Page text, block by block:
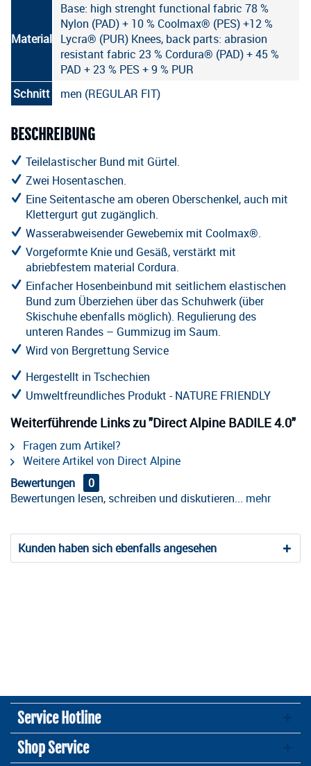
Material
Base: high strenght functional fabric 78 %
Nylon (PAD) + 10 % Coolmax® (PES) +12 %
Lycra® (PUR) Knees, back parts: abrasion
resistant fabric 23 % Cordura® (PAD) + 45 %
PAD + 23 % PES + 9 % PUR
Schnitt
men (REGULAR FIT)
BESCHREIBUNG
Teilelastischer Bund mit Gürtel.
Zwei Hosentaschen.
Eine Seitentasche am oberen Oberschenkel, auch mit
Klettergurt gut zugänglich.
Wasserabweisender Gewebemix mit Coolmax®.
Vorgeformte Knie und Gesäß, verstärkt mit
abriebfestem material Cordura.
Einfacher Hosenbeinbund mit seitlichem elastischen
Bund zum Überziehen über das Schuhwerk (über
Skischuhe ebenfalls möglich). Regulierung des
unteren Randes – Gummizug im Saum.
Wird von Bergrettung Service
Hergestellt in Tschechien
Umweltfreundliches Produkt - NATURE FRIENDLY
Weiterführende Links zu "Direct Alpine BADILE 4.0"
Fragen zum Artikel?
Weitere Artikel von Direct Alpine
Bewertungen
0
Bewertungen lesen, schreiben und diskutieren... mehr
Kunden haben sich ebenfalls angesehen
Service Hotline
Shop Service